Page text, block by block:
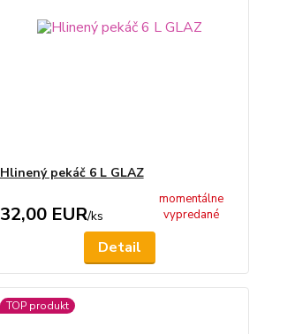
Hlinený pekáč 6 L GLAZ
32,00 EUR/ks
momentálne
vypredané
Detail
TOP produkt